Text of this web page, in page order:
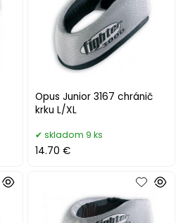
Opus Junior 3167 chránič
krku L/XL
skladom 9 ks
14.70 €